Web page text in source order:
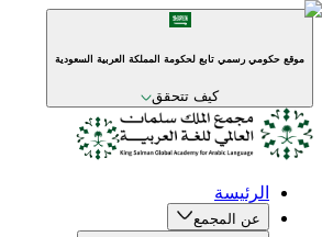
موقع حكومي رسمي تابع لحكومة المملكة العربية السعودية
كيف تتحقق
الرئيسة
عن المجمع